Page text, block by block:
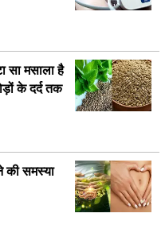
सा मसाला है
के दर्द तक
समस्या